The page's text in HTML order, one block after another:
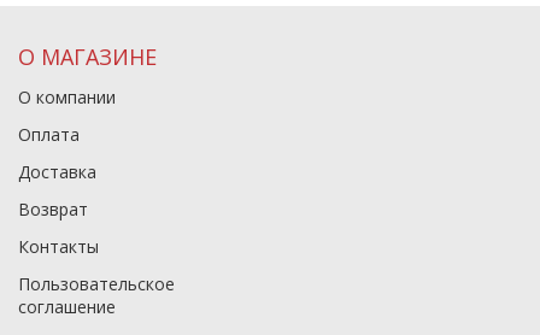
О МАГАЗИНЕ
О компании
Оплата
Доставка
Возврат
Контакты
Пользовательское
соглашение